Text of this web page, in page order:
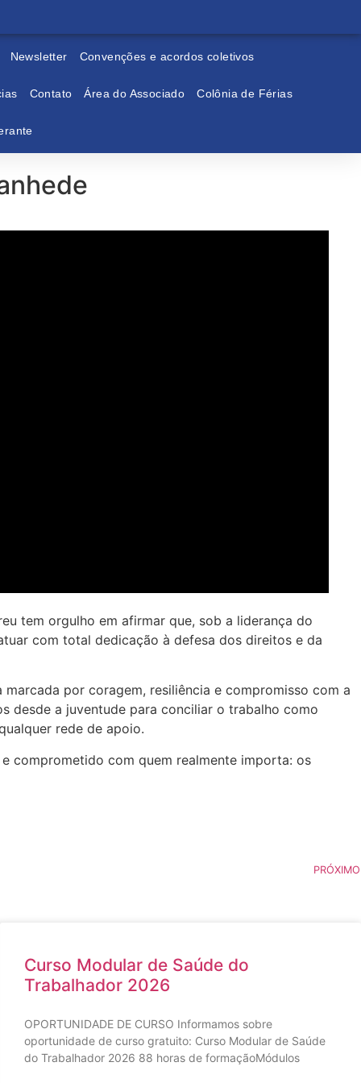
Newsletter Convenções e acordos coletivos
Contato Área do Associado Colônia de Férias
tem orgulho em afirmar que, sob a liderança do
com total dedicação à defesa dos direitos e da
por coragem, resiliência e compromisso com a
desde a juventude para conciliar o trabalho como
rede de apoio.
comprometido com quem realmente importa: os
PRÓXIMO
Curso Modular de Saúde do
Trabalhador 2026
OPORTUNIDADE DE CURSO Informamos sobre
oportunidade de curso gratuito: Curso Modular de Saúde
do Trabalhador 2026 88 horas de formaçãoMódulos